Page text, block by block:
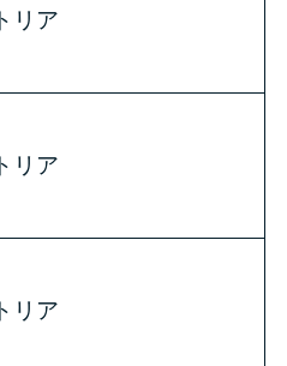
リア
リア
リア